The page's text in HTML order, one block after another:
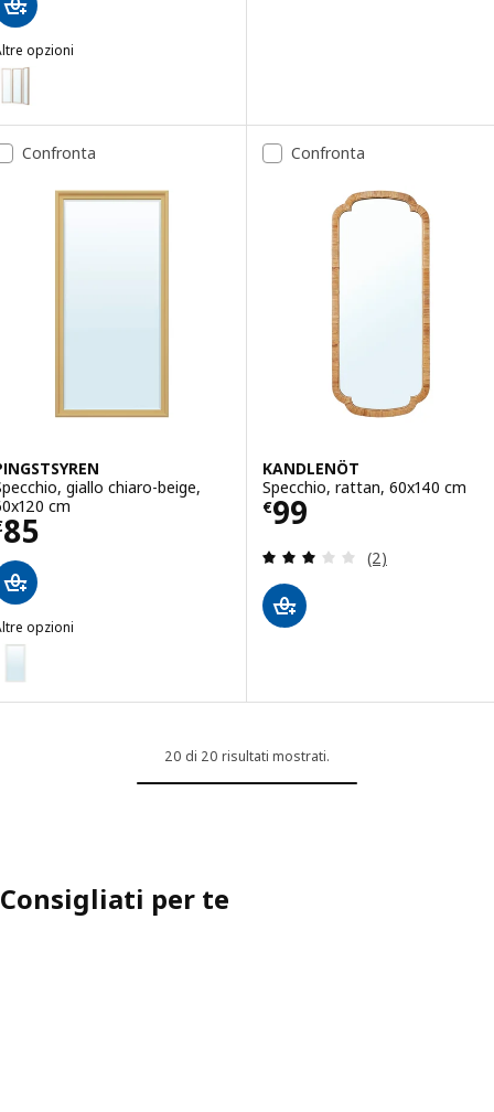
opzioni
NISSEDAL, Combinazione di specchi, effetto rovere con
NISSEDAL, Combinazione di specchi, nero, 130x150 cm
Confronta
giallo chiaro-beige,
cm
85 € 85
opzioni
Confronta
KANDLENÖT
Specchio, rattan, 60x140 cm
€99
Prezzo € 99
Recensione: 3
(2)
20 di 20 risultati mostrati.
Consigliati per te